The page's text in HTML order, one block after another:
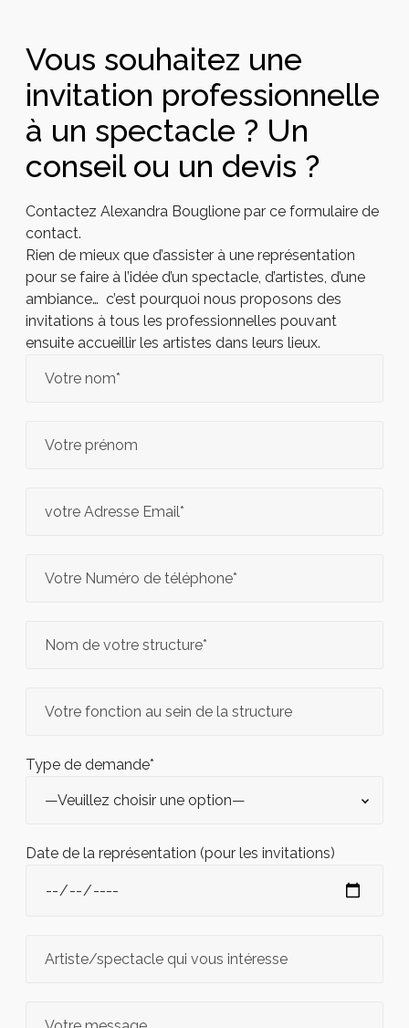
Vous souhaitez une
invitation professionnelle
à un spectacle ? Un
conseil ou un devis ?
Contactez Alexandra Bouglione par ce formulaire de
contact.
Rien de mieux que d’assister à une représentation
pour se faire à l’idée d’un spectacle, d’artistes, d’une
ambiance… c’est pourquoi nous proposons des
invitations à tous les professionnelles pouvant
ensuite accueillir les artistes dans leurs lieux.
Type de demande*
Date de la représentation (pour les invitations)